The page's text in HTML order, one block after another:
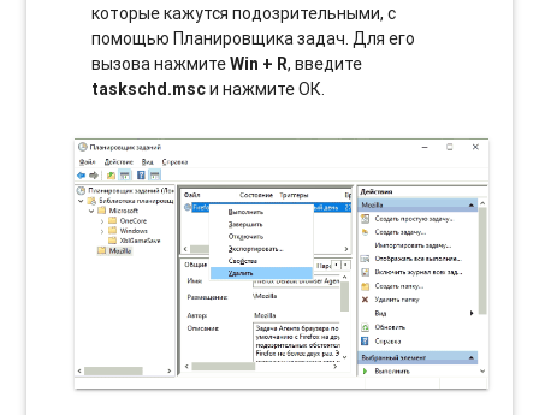
которые кажутся подозрительными, с
помощью Планировщика задач. Для его
вызова нажмитеWin + R, введите
taskschd.mscи нажмите ОК.